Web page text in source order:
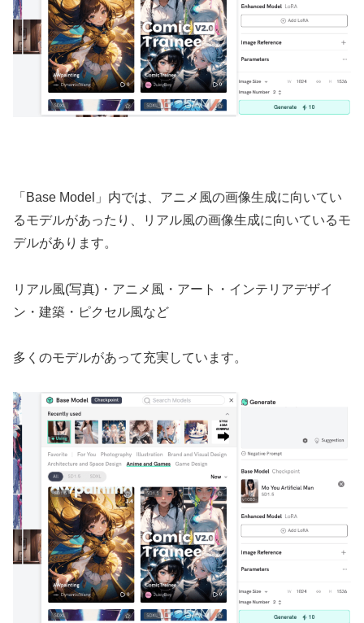
「Base Model」内では、アニメ風の画像生成に向いてい
るモデルがあったり、リアル風の画像生成に向いているモ
デルがあります。
リアル風(写真)・アニメ風・アート・インテリアデザイ
ン・建築・ピクセル風など
多くのモデルがあって充実しています。